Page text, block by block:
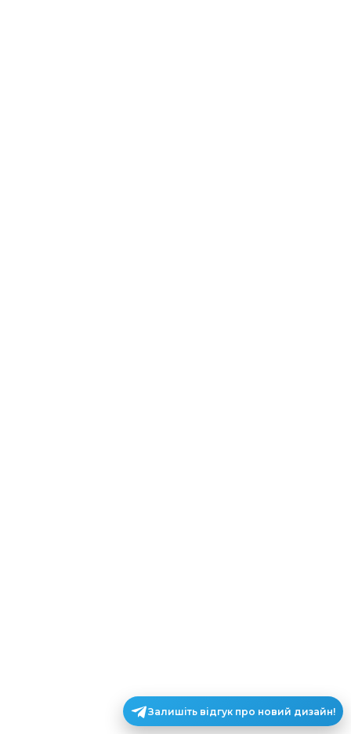
Залишіть відгук про новий дизайн!